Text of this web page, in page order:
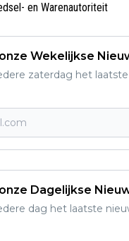
en Warenautoriteit
Wekelijkse
zaterdag het
Dagelijkse
dag het laatste